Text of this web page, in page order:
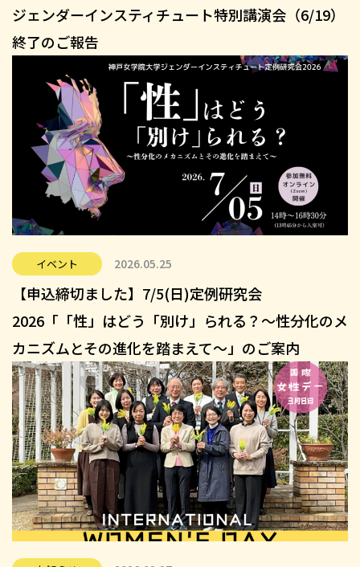
ジェンダーインスティチュート特別講演会（6/19）
終了のご報告
イベント 2026.05.25
【申込締切ました】7/5(日)定例研究会
2026「「性」はどう「別け」られる？～性分化のメ
カニズムとその進化を踏まえて～」のご案内